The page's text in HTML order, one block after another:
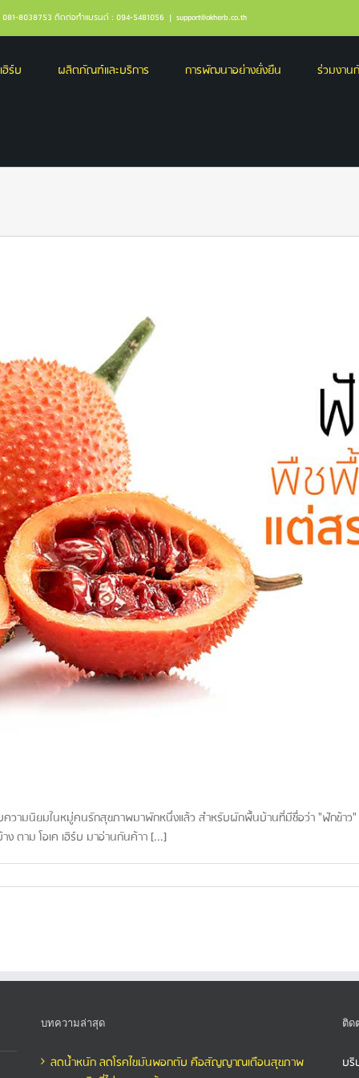
8038753 ติดต่อทำแบรนด์ : 094-5481056 | support@okherb.co.th
ฮิร์บ ผลิตภัณฑ์และบริการ การพัฒนาอย่างยั่งยืน ร่วมงาน
ามนิยมในหมู่คนรักสุขภาพมาพักหนึ่งแล้ว สำหรับผักพื้นบ้านที่มีชื่อว่า "ฟักข้าว"
ง ตาม โอเค เฮิร์บ มาอ่านกันค้าา [...]
บทความล่าสุด
ลดน้ำหนัก ลดโรคไขมันพอกตับ คือสัญญาณเตือนสุขภาพ
ติด
บริ